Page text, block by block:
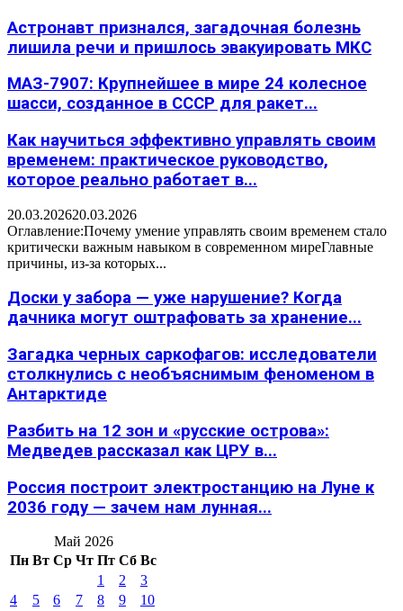
Астронавт признался, загадочная болезнь
лишила речи и пришлось эвакуировать МКС
МАЗ-7907: Крупнейшее в мире 24 колесное
шасси, созданное в СССР для ракет...
Как научиться эффективно управлять своим
временем: практическое руководство,
которое реально работает в...
20.03.202620.03.2026
Оглавление:Почему умение управлять своим временем стало
критически важным навыком в современном миреГлавные
причины, из-за которых...
Доски у забора — уже нарушение? Когда
дачника могут оштрафовать за хранение...
Загадка черных саркофагов: исследователи
столкнулись с необъяснимым феноменом в
Антарктиде
Разбить на 12 зон и «русские острова»:
Медведев рассказал как ЦРУ в...
Россия построит электростанцию на Луне к
2036 году — зачем нам лунная...
Май 2026
Пн Вт Ср Чт Пт Сб Вс
1
2
3
4
5 6 7 8 9
10